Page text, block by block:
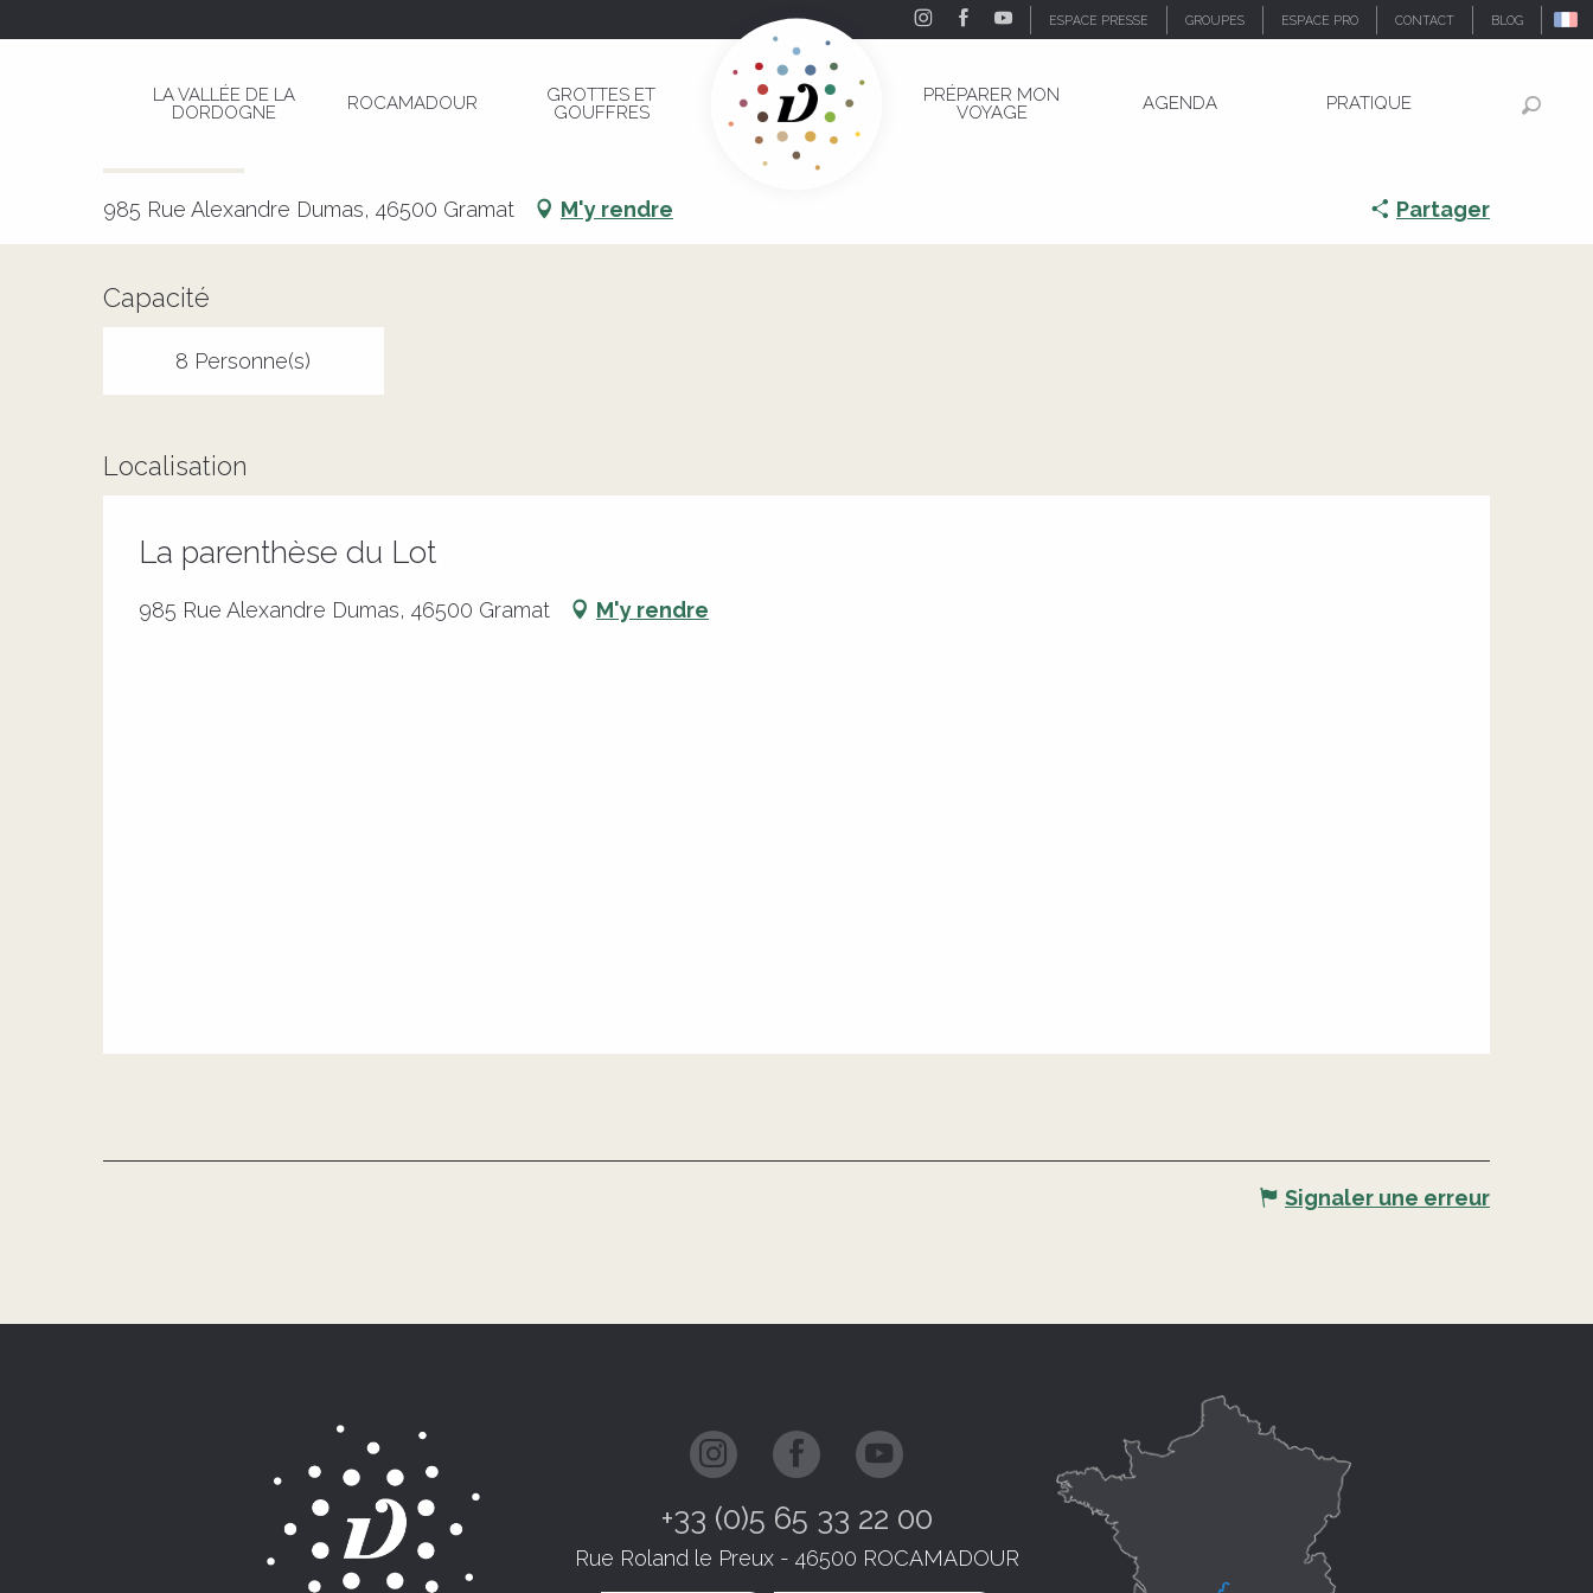
ESPACE PRESSE GROUPES ESPACE PRO CONTACT BLOG
LA VALLÉE DE LA
DORDOGNE
ROCAMADOUR
GROTTES ET
GOUFFRES
PRÉPARER MON
VOYAGE
AGENDA PRATIQUE
La parenthèse du Lot
985 Rue Alexandre Dumas, 46500 Gramat M'y rendre Partager
Capacité
8 Personne(s)
Localisation
La parenthèse du Lot
985 Rue Alexandre Dumas, 46500 Gramat M'y rendre
Signaler une erreur
+33 (0)5 65 33 22 00
Rue Roland le Preux - 46500 ROCAMADOUR